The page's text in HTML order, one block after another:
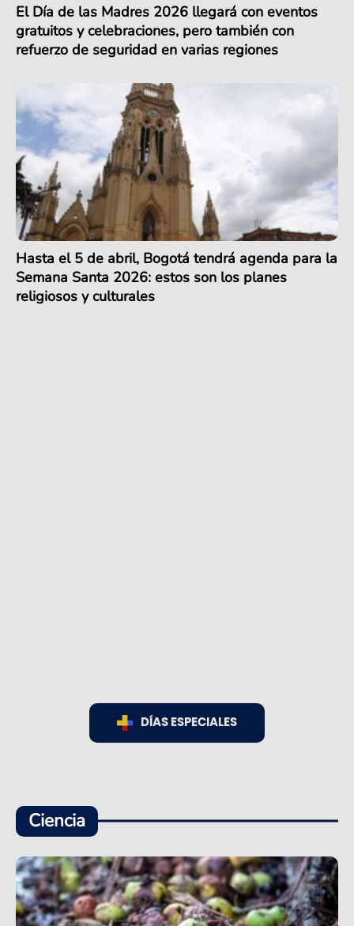
El Día de las Madres 2026 llegará con eventos
gratuitos y celebraciones, pero también con
refuerzo de seguridad en varias regiones
Hasta el 5 de abril, Bogotá tendrá agenda para la
Semana Santa 2026: estos son los planes
religiosos y culturales
DÍAS ESPECIALES
Ciencia